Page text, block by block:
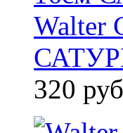
Walter
320 руб